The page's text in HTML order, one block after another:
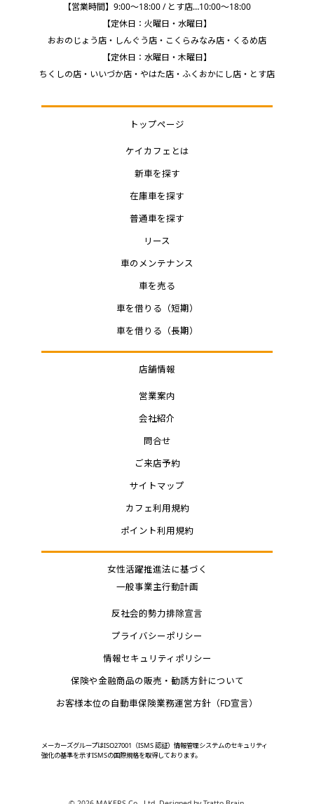
【営業時間】9:00～18:00 / とす店…10:00～18:00
【定休日：火曜日・水曜日】
おおのじょう店・しんぐう店・こくらみなみ店・くるめ店
【定休日：水曜日・木曜日】
ちくしの店・いいづか店・やはた店・ふくおかにし店・とす店
トップページ
ケイカフェとは
新車を探す
在庫車を探す
普通車を探す
リース
車のメンテナンス
車を売る
車を借りる（短期）
車を借りる（長期）
店舗情報
営業案内
会社紹介
問合せ
ご来店予約
サイトマップ
カフェ利用規約
ポイント利用規約
女性活躍推進法に基づく
一般事業主行動計画
反社会的勢力排除宣言
プライバシーポリシー
情報セキュリティポリシー
保険や金融商品の販売・勧誘方針について
お客様本位の自動車保険業務運営方針（FD宣言）
メーカーズグループはISO27001（ISMS 認証）情報管理システムのセキュリティ
強化の基準を示すISMSの国際規格を取得しております。